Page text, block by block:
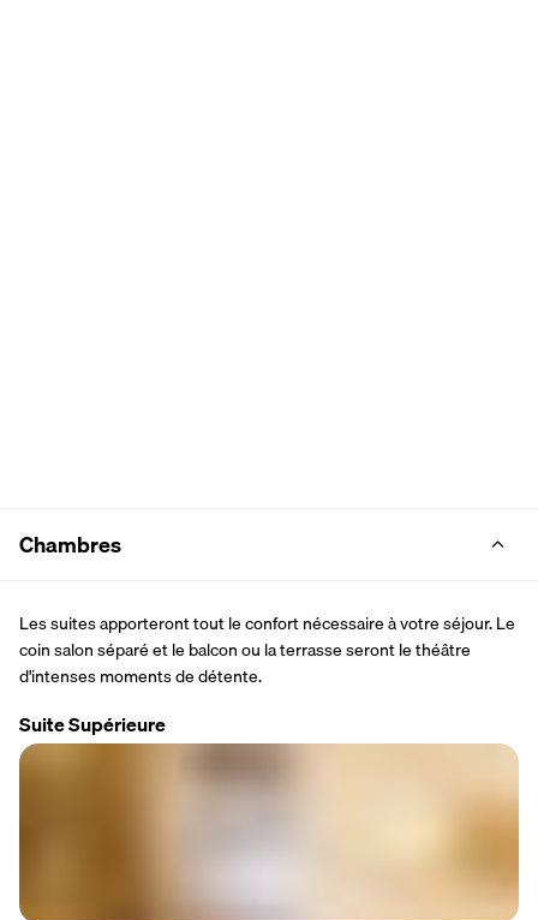
Chambres
Les suites apporteront tout le confort nécessaire à votre séjour. Le
coin salon séparé et le balcon ou la terrasse seront le théâtre
d'intenses moments de détente.
Suite Supérieure